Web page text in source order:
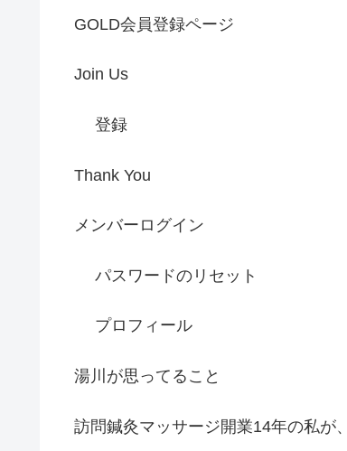
GOLD会員登録ページ
Join Us
登録
Thank You
メンバーログイン
パスワードのリセット
プロフィール
湯川が思ってること
訪問鍼灸マッサージ開業14年の私が